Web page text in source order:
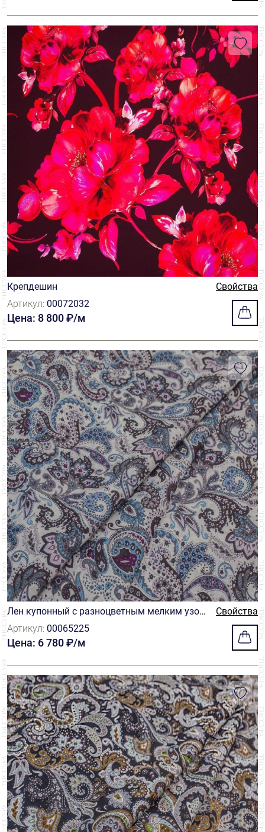
Крепдешин
Свойства
Артикул: 00072032
Цена: 8 800 ₽/м
Лен купонный с разноцветным мелким узор
ом пейсли на светло-бежевом фоне с узкой к
аймой по краям
Свойства
Артикул: 00065225
Цена: 6 780 ₽/м